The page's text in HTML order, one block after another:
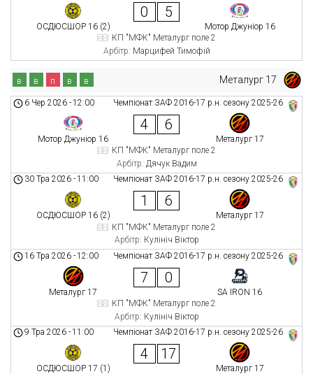
ОСДЮСШОР 16 (2)
0 5
Мотор Джуніор 16
КП "МФК" Металург поле 2
Арбітр: Марцифей Тимофій
Металург 17
в в п в в
Чемпіонат ЗАФ 2016-17 р.н. сезону 2025-26
6 Чер 2026 -12:00
Мотор Джуніор 16
4 6
Металург 17
КП "МФК" Металург поле 2
Арбітр: Дячук Вадим
Чемпіонат ЗАФ 2016-17 р.н. сезону 2025-26
30 Тра 2026 -11:00
ОСДЮСШОР 16 (2)
1 6
Металург 17
КП "МФК" Металург поле 2
Арбітр: Кулініч Віктор
Чемпіонат ЗАФ 2016-17 р.н. сезону 2025-26
16 Тра 2026 -12:00
Металург 17
7 0
SA IRON 16
КП "МФК" Металург поле 2
Арбітр: Кулініч Віктор
Чемпіонат ЗАФ 2016-17 р.н. сезону 2025-26
9 Тра 2026 -11:00
ОСДЮСШОР 17 (1)
4 17
Металург 17